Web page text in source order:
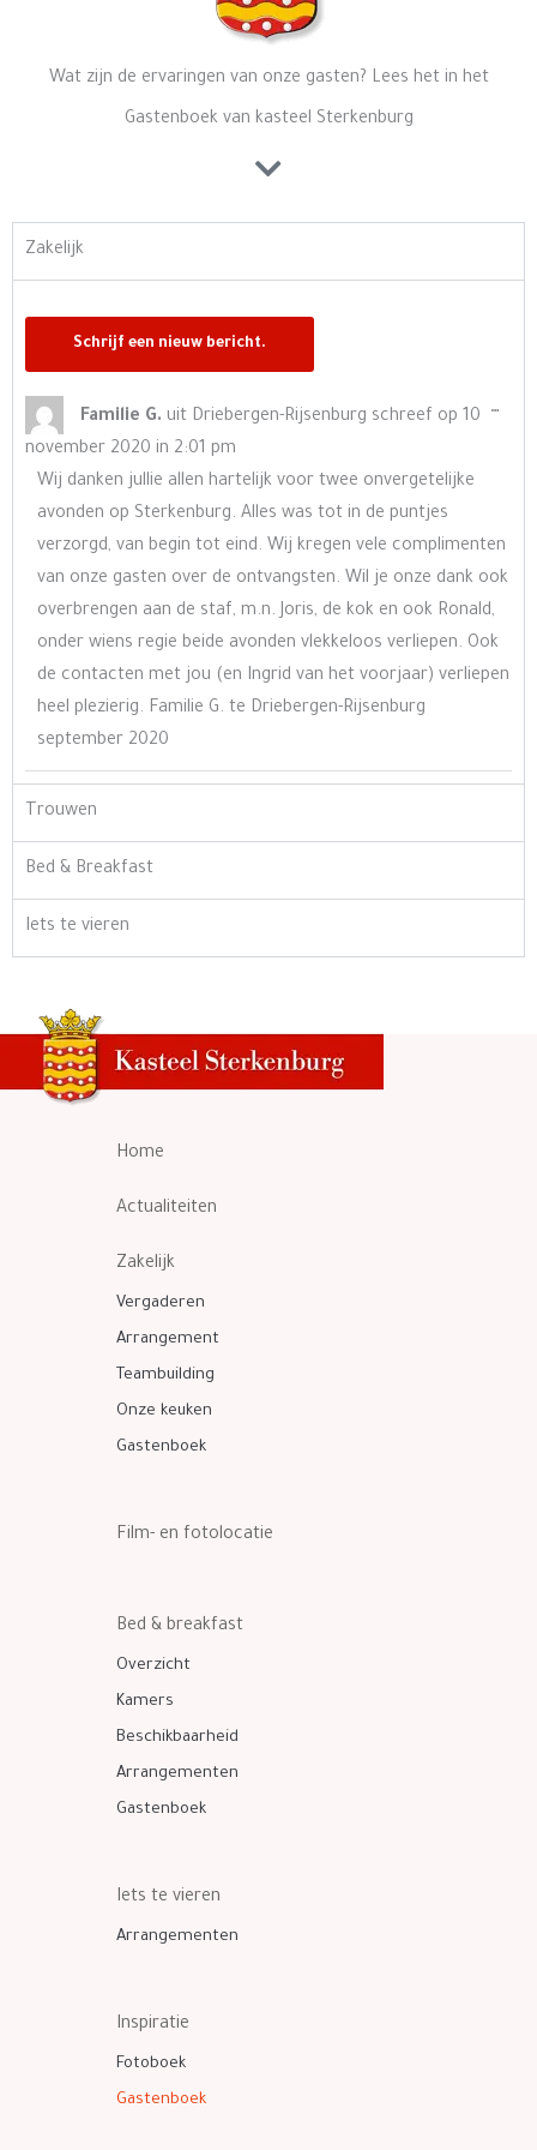
Wat zijn de ervaringen van onze gasten? Lees het in het
Gastenboek van kasteel Sterkenburg
Zakelijk
Familie G. uit Driebergen-Rijsenburg schreef op 10
november 2020 in 2:01 pm
Wij danken jullie allen hartelijk voor twee onvergetelijke
avonden op Sterkenburg. Alles was tot in de puntjes
verzorgd, van begin tot eind. Wij kregen vele complimenten
van onze gasten over de ontvangsten. Wil je onze dank ook
overbrengen aan de staf, m.n. Joris, de kok en ook Ronald,
onder wiens regie beide avonden vlekkeloos verliepen. Ook
de contacten met jou (en Ingrid van het voorjaar) verliepen
heel plezierig. Familie G. te Driebergen-Rijsenburg
september 2020
…
Trouwen
Bed & Breakfast
Iets te vieren
Home
Actualiteiten
Zakelijk
Vergaderen
Arrangement
Teambuilding
Onze keuken
Gastenboek
Film- en fotolocatie
Bed & breakfast
Overzicht
Kamers
Beschikbaarheid
Arrangementen
Gastenboek
Iets te vieren
Arrangementen
Inspiratie
Fotoboek
Gastenboek